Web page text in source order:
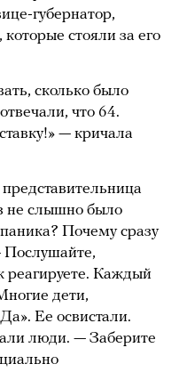
губернатор,
стояли за его
сколько было
что 64.
— кричала
не слышно было
Почему сразу
Послушайте,
реагируете. Каждый
дети,
Ее освистали.
люди. — Заберите